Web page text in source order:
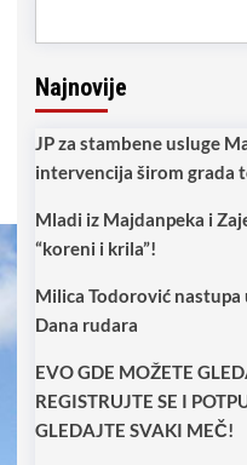
Najnovije
JP za stambene usluge
intervencija širom grada
Mladi iz Majdanpeka i
“koreni i krila”!
Milica Todorović
Dana rudara
EVO GDE MOŽETE
REGISTRUJTE SE I
GLEDAJTE SVAKI MEČ!